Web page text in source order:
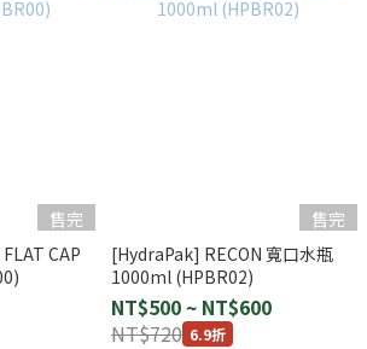
售完
CAP
售完
[HydraPak] RECON 寬口水瓶
1000ml (HPBR02)
NT$500 ~ NT$600
NT$720 6.9折